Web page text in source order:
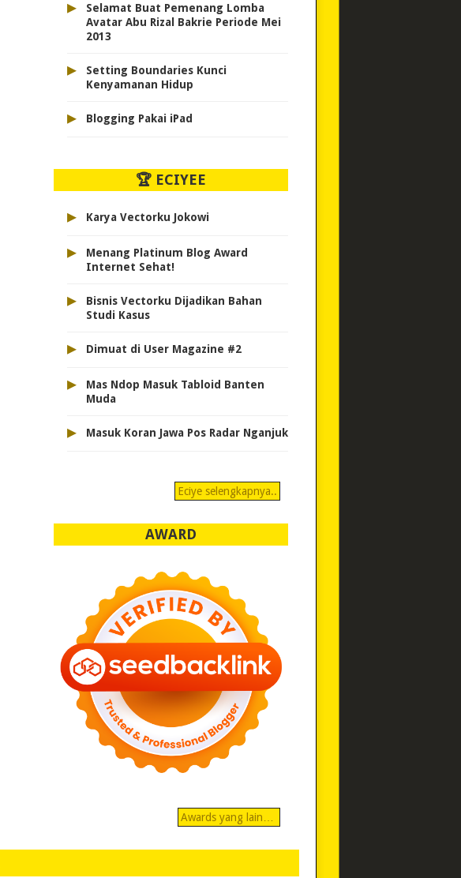
▸
Selamat Buat Pemenang Lomba
Avatar Abu Rizal Bakrie Periode Mei
2013
▸
Setting Boundaries Kunci
Kenyamanan Hidup
▸ Blogging Pakai iPad
🏆 ECIYEE
▸ Karya Vectorku Jokowi
▸
Menang Platinum Blog Award
Internet Sehat!
▸
Bisnis Vectorku Dijadikan Bahan
Studi Kasus
▸ Dimuat di User Magazine #2
▸
Mas Ndop Masuk Tabloid Banten
Muda
▸ Masuk Koran Jawa Pos Radar Nganjuk
Eciye selengkapnya..
AWARD
Awards yang lain…